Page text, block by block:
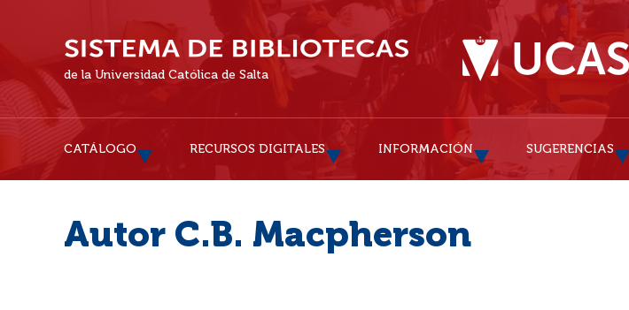
de la Universidad Católica de Salta
CATÁLOGO RECURSOS DIGITALES INFORMACIÓN SUGERENCIAS
Autor C.B. Macpherson